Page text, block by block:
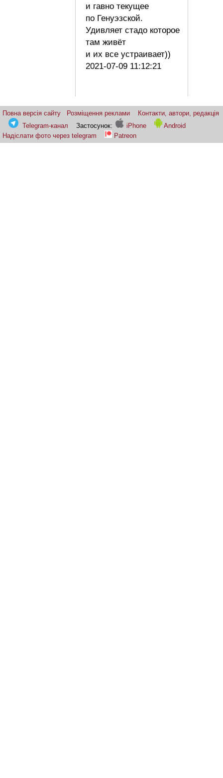
и гавно текущее
по Генуэзской.
Удивляет стадо которое
там живёт
и их все устраивает))
2021-07-09 11:12:21
Повна версія сайту Розміщення реклами
Контакти, автори, редакція
Telegram-канал
Застосунок: iPhone
Android
Надіслати фото через telegram
Patreon